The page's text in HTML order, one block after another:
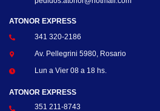
ATONOR EXPRESS
341 320-2186
Av. Pellegrini 5980, Rosario
Lun a Vier 08 a 18 hs.
ATONOR EXPRESS
351 211-8743